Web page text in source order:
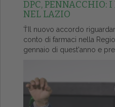
DPC, PENNACCHIO:
NEL LAZIO
ŤIl nuovo accordo
conto di farmaci nella
gennaio di quest'anno e